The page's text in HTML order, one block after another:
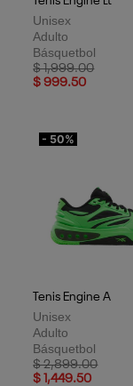
Unisex
Adulto
Básquetbol
Price reduced from
$ 1,999.00to
$ 999.50
- 50%
Tenis Engine A
Unisex
Adulto
Básquetbol
Price reduced from
$ 2,899.00to
$ 1,449.50